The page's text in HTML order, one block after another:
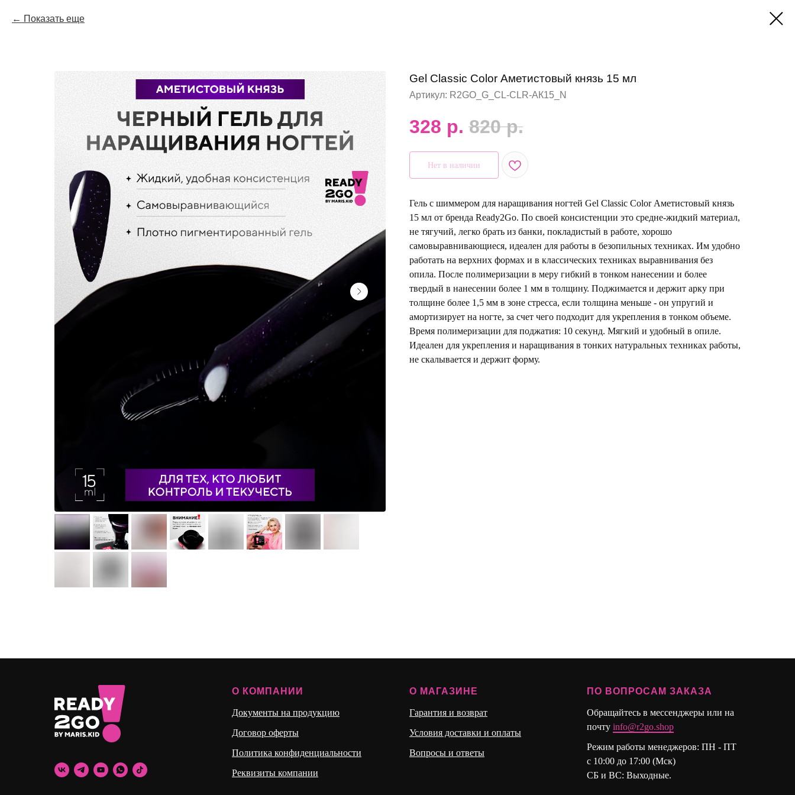
Показать еще
Gel Classic Color Аметистовый князь 15 мл
Артикул: R2GO_G_CL-CLR-АК15_N
328 р. 820 р.
Нет в наличии
Гель с шиммером для наращивания ногтей Gel Classic Color Аметистовый князь
15 мл от бренда Ready2Go. По своей консистенции это средне-жидкий материал,
не тягучий, легко брать из банки, покладистый в работе, хорошо
самовыравнивающиеся, идеален для работы в безопильных техниках. Им удобно
работать на верхних формах и в классических техниках выравнивания без
опила. После полимеризации в меру гибкий в тонком нанесении и более
твердый в нанесении более 1 мм в толщину. Поджимается и держит арку при
толщине более 1,5 мм в зоне стресса, если толщина меньше - он упругий и
амортизирует на ногте, за счет чего подходит для укрепления в тонком объеме.
Время полимеризации для поджатия: 10 секунд. Мягкий и удобный в опиле.
Идеален для укрепления и наращивания в тонких натуральных техниках работы,
не скалывается и держит форму.
О КОМПАНИИ
Документы на продукцию
Договор оферты
Политика конфиденциальности
Реквизиты компании
О МАГАЗИНЕ
Гарантия и возврат
Условия доставки и оплаты
Вопросы и ответы
ПО ВОПРОСАМ ЗАКАЗА
Обращайтесь в мессенджеры или на
почту info@r2go.shop
Режим работы менеджеров: ПН - ПТ
с 10:00 до 17:00 (Мск)
СБ и ВС: Выходные.